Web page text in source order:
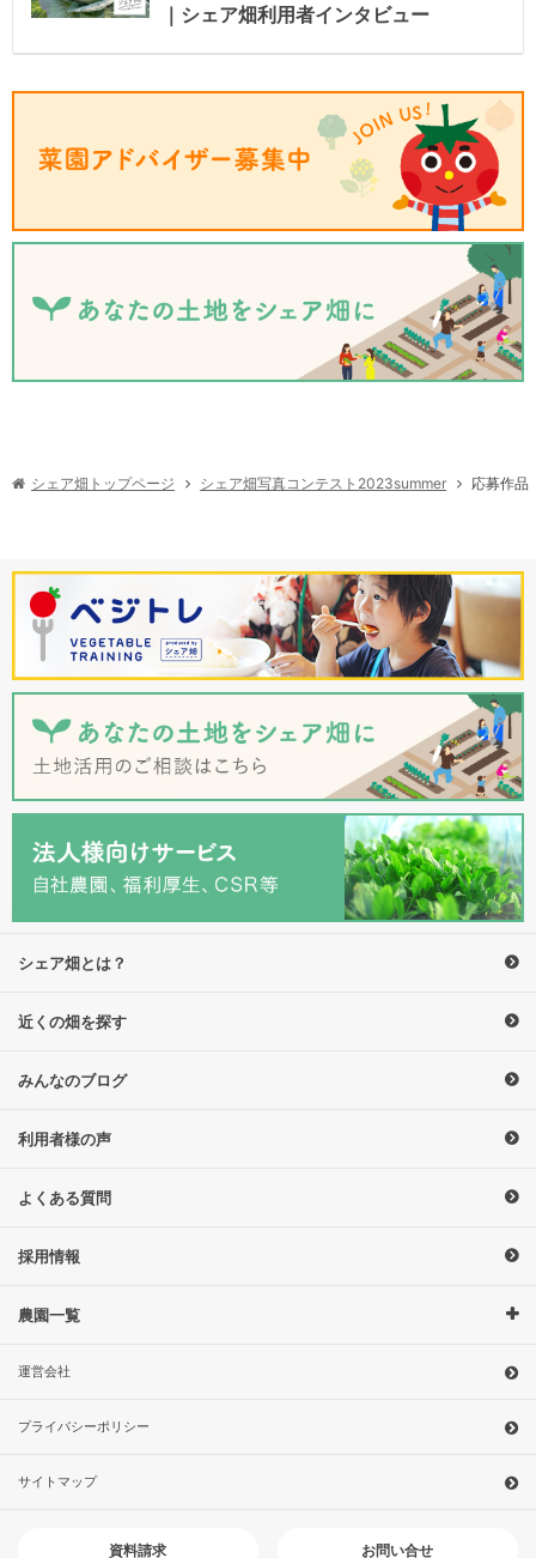
｜シェア畑利用者インタビュー
シェア畑トップページ シェア畑写真コンテスト2023summer 応募作品
シェア畑とは？
近くの畑を探す
みんなのブログ
利用者様の声
よくある質問
採用情報
農園一覧
運営会社
プライバシーポリシー
サイトマップ
資料請求 お問い合せ